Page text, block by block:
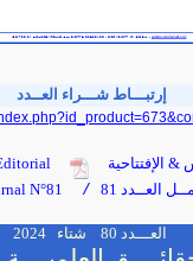
إرتبـــاط شـــراء العــدد
& الإفتتاحية
N°81 / العــدد 81
العـــدد 80 شتاء 2024